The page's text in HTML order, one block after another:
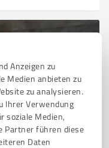
Anzeigen zu
Medien anbieten zu
zu analysieren.
Ihrer Verwendung
soziale Medien,
Partner führen diese
Daten
werden?